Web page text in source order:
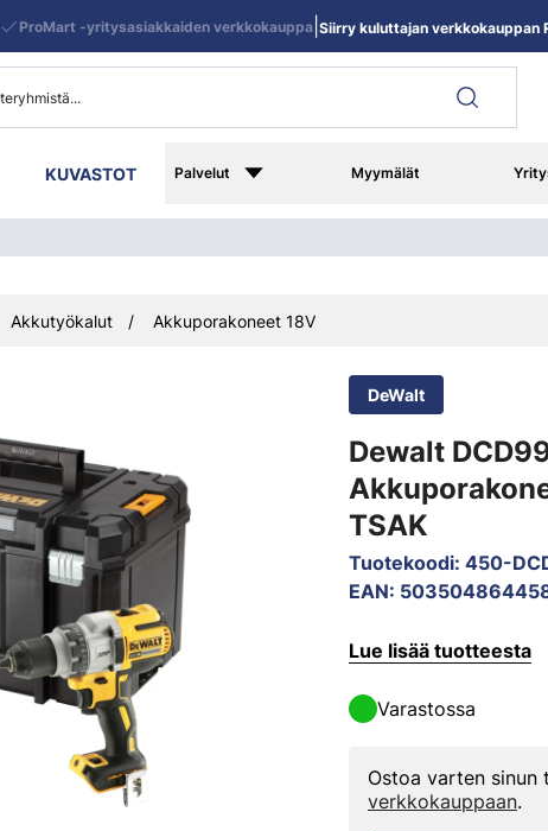
KUVASTOT Palvelut Myymälät
ProMart -yritysasiakkaiden verkkokauppa| Siirry kuluttajan verkkokauppan
Akkutyökalut Akkuporakoneet 18V
DeWalt
Dewalt
TSAK
Tuotekoodi: 450-
EAN:
Lue lisää tuotteesta
Varastossa
Ostoa varten sinun
verkkokauppaan.